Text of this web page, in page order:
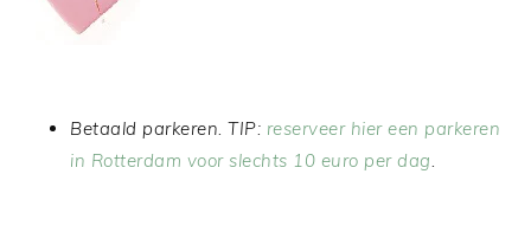
Betaald parkeren. TIP: reserveer hier een parkeren
in Rotterdam voor slechts 10 euro per dag.